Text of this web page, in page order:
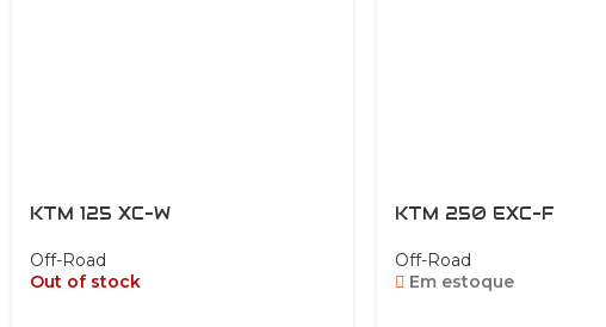
KTM 125 XC-W
Off-Road
Out of stock
KTM 250 EXC-F
Off-Road
Em estoque